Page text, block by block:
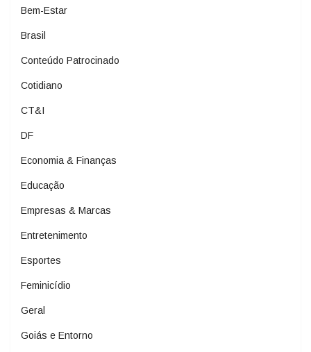
Bem-Estar
Brasil
Conteúdo Patrocinado
Cotidiano
CT&I
DF
Economia & Finanças
Educação
Empresas & Marcas
Entretenimento
Esportes
Feminicídio
Geral
Goiás e Entorno